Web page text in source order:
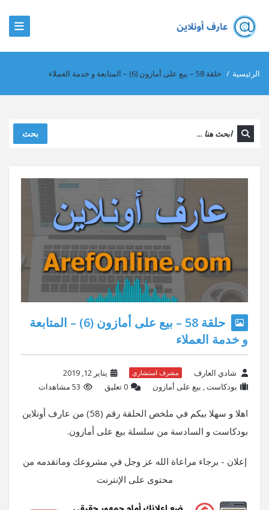
الرئيسية / حلقة 58 – بيع على أمازون (6) – المتابعة و خدمة العملاء
بحث
حلقة 58 – بيع على أمازون (6) – المتابعة
و خدمة العملاء
شادي العارف مشرف استشاري
يناير 12, 2019
بودكاست, بيع على أمازون ‫0 تعليق 53 مشاهدات
اهلا و سهلا بيكم في ملخص الحلقة رقم (58) من عارف أونلاين
بودكاست و السادسة من سلسلة بيع على أمازون.
إعلان - برجاء مراعاة الله عز وجل في مشروعك وماتقدمه من
محتوى على الإنترنت